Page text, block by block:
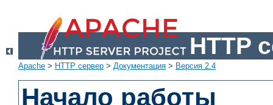
HTTP
Apache > HTTP сервер > Документация > Версия 2.4
Начало работы